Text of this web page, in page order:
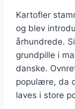
Kartofler
og blev
århundrede.
grundpille i
danske.
populære, da
laves i store